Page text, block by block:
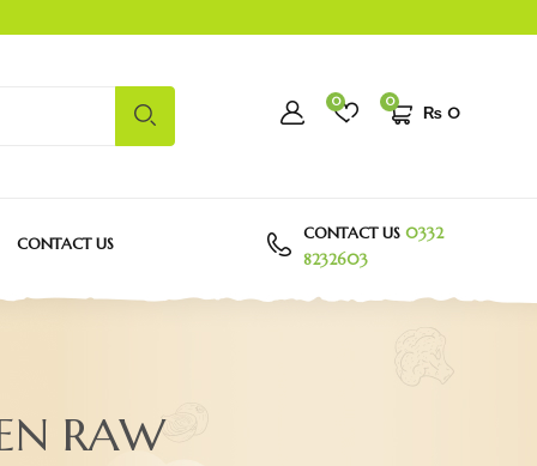
0
₨ 0
0
CONTACT US
CONTACT US0332
8232603
RAW